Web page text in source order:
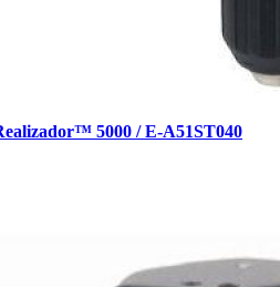
5000 / E-A51ST040